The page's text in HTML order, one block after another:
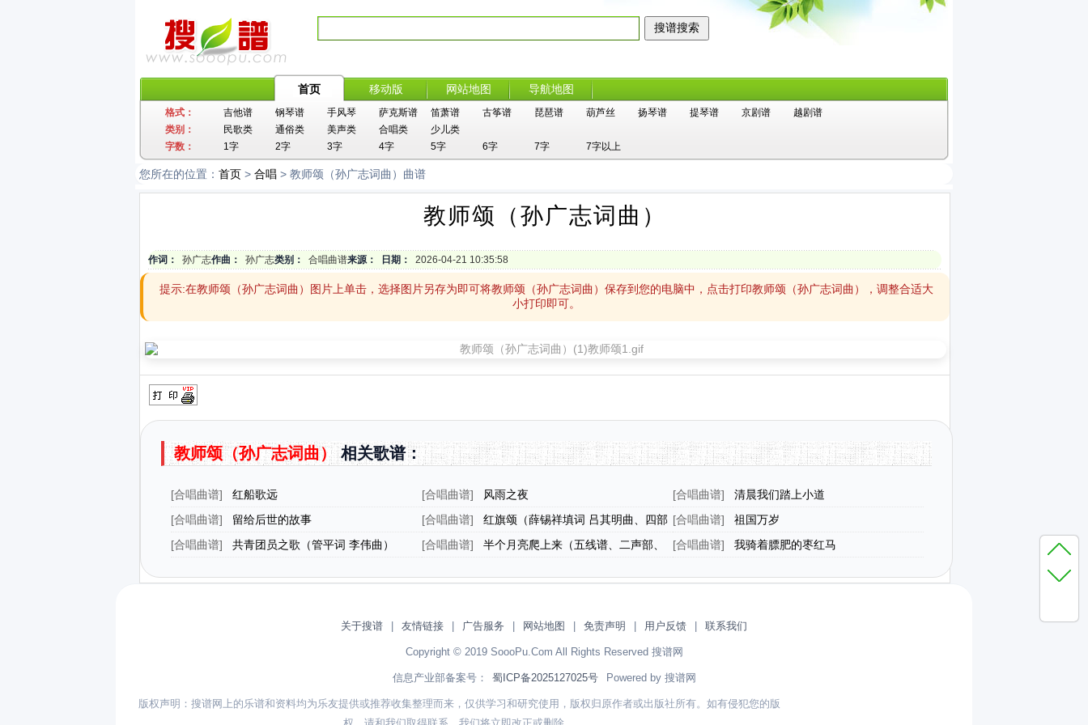
首页 移动版 网站地图 导航地图
格式： 吉他谱 钢琴谱 手风琴 萨克斯谱 笛萧谱 古筝谱 琵琶谱 葫芦丝 扬琴谱 提琴谱 京剧谱
越剧谱
类别：
民歌类 通俗类 美声类 合唱类
少儿类
字数：
1字 2字 3字 4字 5字 6字 7字 7字以上
您所在的位置： 首页 > 合唱 > 教师颂（孙广志词曲）曲谱
教师颂（孙广志词曲）
作词： 孙广志作曲： 孙广志类别： 合唱曲谱来源： 日期： 2026-04-21 10:35:58
提示:在教师颂（孙广志词曲）图片上单击，选择图片另存为即可将教师颂（孙广志词曲）保存到您的电脑中，点击打印教师颂（孙广志词曲），调整合适大
小打印即可。
教师颂（孙广志词曲）相关歌谱：
[合唱曲谱] 红船歌远 [合唱曲谱] 风雨之夜 [合唱曲谱]
清晨我们踏上小道
[合唱曲谱] 留给后世的故事 [合唱曲谱]
红旗颂（薛锡祥填词 吕其明曲、四部
合唱）
[合唱曲谱]
祖国万岁
[合唱曲谱] 共青团员之歌（管平词 李伟曲） [合唱曲谱]
半个月亮爬上来（五线谱、二声部、
[合唱曲谱] 我骑着膘肥的枣红马
关于搜谱 友情链接 广告服务 网站地图 免责声明 用户反馈 联系我们
Copyright © 2019 SoooPu.Com All Rights Reserved 搜谱网
信息产业部备案号： 蜀ICP备2025127025号 Powered by 搜谱网
版权声明：搜谱网上的乐谱和资料均为乐友提供或推荐收集整理而来，仅供学习和研究使用，版权归原作者或出版社所有。如有侵犯您的版